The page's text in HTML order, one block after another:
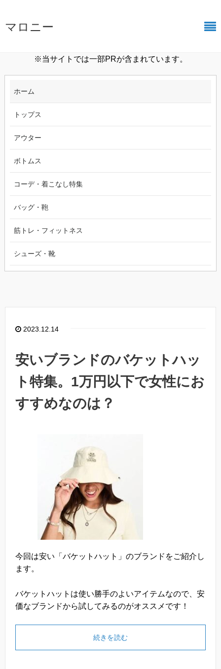
マロニー
※当サイトでは一部PRが含まれています。
ホーム
トップス
アウター
ボトムス
コーデ・着こなし特集
バッグ・鞄
筋トレ・フィットネス
シューズ・靴
2023.12.14
安いブランドのバケットハッ
ト特集。1万円以下で女性にお
すすめなのは？
今回は安い「バケットハット」のブランドをご紹介し
ます。
バケットハットは使い勝手のよいアイテムなので、安
価なブランドから試してみるのがオススメです！
続きを読む